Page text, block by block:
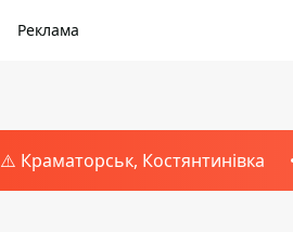
Реклама
⚠️ Краматорськ, Костянтинівка